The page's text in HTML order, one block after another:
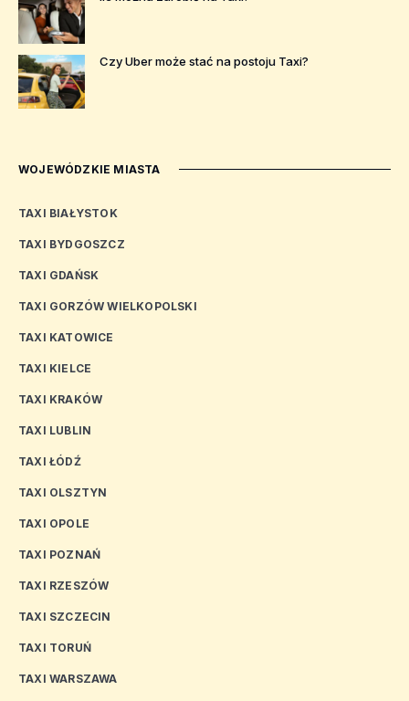
Czy Uber może stać na postoju Taxi?
WOJEWÓDZKIE MIASTA
TAXI BIAŁYSTOK
TAXI BYDGOSZCZ
TAXI GDAŃSK
TAXI GORZÓW WIELKOPOLSKI
TAXI KATOWICE
TAXI KIELCE
TAXI KRAKÓW
TAXI LUBLIN
TAXI ŁÓDŹ
TAXI OLSZTYN
TAXI OPOLE
TAXI POZNAŃ
TAXI RZESZÓW
TAXI SZCZECIN
TAXI TORUŃ
TAXI WARSZAWA